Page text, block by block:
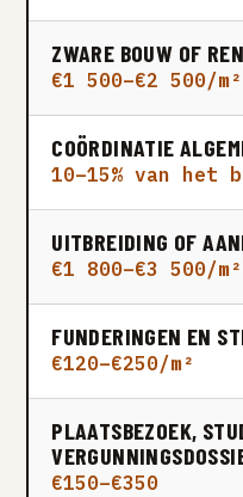
ZWARE BOUW OF
€1 500–€2 500/m²
COÖRDINATIE
10–15% van het
UITBREIDING OF
€1 800–€3 500/m²
FUNDERINGEN EN
€120–€250/m²
PLAATSBEZOEK,
€150–€350